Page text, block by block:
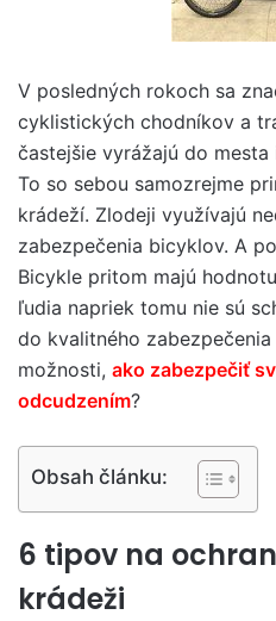
V posledných rokoch sa
cyklistických chodníkov a
častejšie vyrážajú do
To so sebou samozrejme
krádeží. Zlodeji využívajú
zabezpečenia bicyklov. A
Bicykle pritom majú
ľudia napriek tomu nie sú
do kvalitného
možnosti, ako zabezpečiť
odcudzením?
Obsah článku:
6 tipov na
krádeži